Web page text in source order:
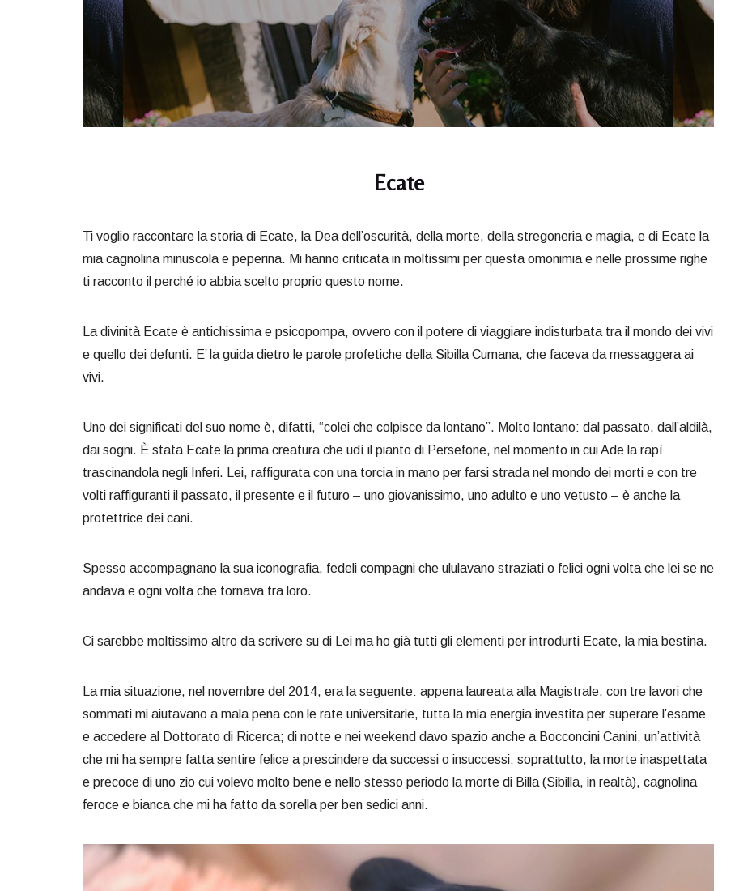
Ecate
Ti voglio raccontare la storia di Ecate, la Dea dell’oscurità, della morte, della stregoneria e magia, e di Ecate la
mia cagnolina minuscola e peperina. Mi hanno criticata in moltissimi per questa omonimia e nelle prossime righe
ti racconto il perché io abbia scelto proprio questo nome.
La divinità Ecate è antichissima e psicopompa, ovvero con il potere di viaggiare indisturbata tra il mondo dei vivi
e quello dei defunti. E’ la guida dietro le parole profetiche della Sibilla Cumana, che faceva da messaggera ai
vivi.
Uno dei significati del suo nome è, difatti, “colei che colpisce da lontano”. Molto lontano: dal passato, dall’aldilà,
dai sogni. È stata Ecate la prima creatura che udì il pianto di Persefone, nel momento in cui Ade la rapì
trascinandola negli Inferi. Lei, raffigurata con una torcia in mano per farsi strada nel mondo dei morti e con tre
volti raffiguranti il passato, il presente e il futuro – uno giovanissimo, uno adulto e uno vetusto – è anche la
protettrice dei cani.
Spesso accompagnano la sua iconografia, fedeli compagni che ululavano straziati o felici ogni volta che lei se ne
andava e ogni volta che tornava tra loro.
Ci sarebbe moltissimo altro da scrivere su di Lei ma ho già tutti gli elementi per introdurti Ecate, la mia bestina.
La mia situazione, nel novembre del 2014, era la seguente: appena laureata alla Magistrale, con tre lavori che
sommati mi aiutavano a mala pena con le rate universitarie, tutta la mia energia investita per superare l’esame
e accedere al Dottorato di Ricerca; di notte e nei weekend davo spazio anche a Bocconcini Canini, un’attività
che mi ha sempre fatta sentire felice a prescindere da successi o insuccessi; soprattutto, la morte inaspettata
e precoce di uno zio cui volevo molto bene e nello stesso periodo la morte di Billa (Sibilla, in realtà), cagnolina
feroce e bianca che mi ha fatto da sorella per ben sedici anni.